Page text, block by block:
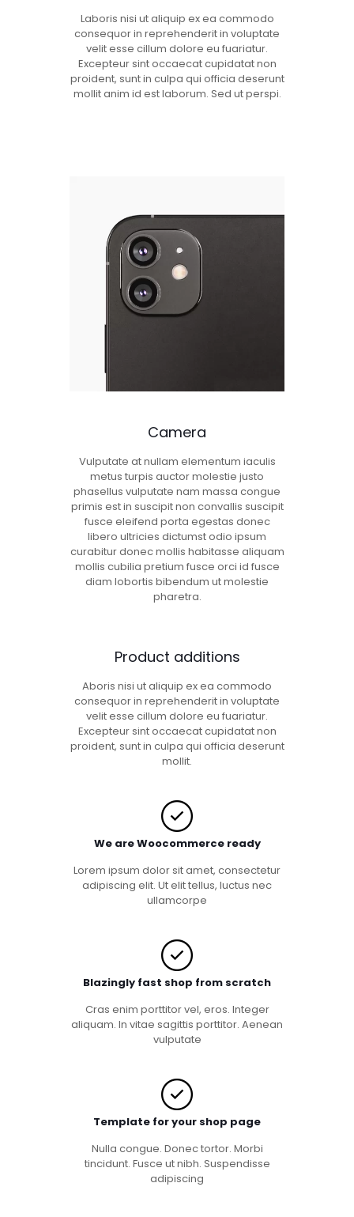
Laboris nisi ut aliquip ex ea commodo
consequor in reprehenderit in voluptate
velit esse cillum dolore eu fuariatur.
Excepteur sint occaecat cupidatat non
proident, sunt in culpa qui officia deserunt
mollit anim id est laborum. Sed ut perspi.
Camera
Vulputate at nullam elementum iaculis
metus turpis auctor molestie justo
phasellus vulputate nam massa congue
primis est in suscipit non convallis suscipit
fusce eleifend porta egestas donec
libero ultricies dictumst odio ipsum
curabitur donec mollis habitasse aliquam
mollis cubilia pretium fusce orci id fusce
diam lobortis bibendum ut molestie
pharetra.
Product additions
Aboris nisi ut aliquip ex ea commodo
consequor in reprehenderit in voluptate
velit esse cillum dolore eu fuariatur.
Excepteur sint occaecat cupidatat non
proident, sunt in culpa qui officia deserunt
mollit.
We are Woocommerce ready
Lorem ipsum dolor sit amet, consectetur
adipiscing elit. Ut elit tellus, luctus nec
ullamcorpe
Blazingly fast shop from scratch
Cras enim porttitor vel, eros. Integer
aliquam. In vitae sagittis porttitor. Aenean
vulputate
Template for your shop page
Nulla congue. Donec tortor. Morbi
tincidunt. Fusce ut nibh. Suspendisse
adipiscing